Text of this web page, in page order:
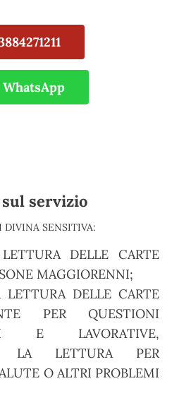
servizio
SENSITIVA:
DELLE CARTE
MAGGIORENNI;
LETTURA DELLE CARTE
PER QUESTIONI
E LAVORATIVE,
LA LETTURA PER
O ALTRI PROBLEMI